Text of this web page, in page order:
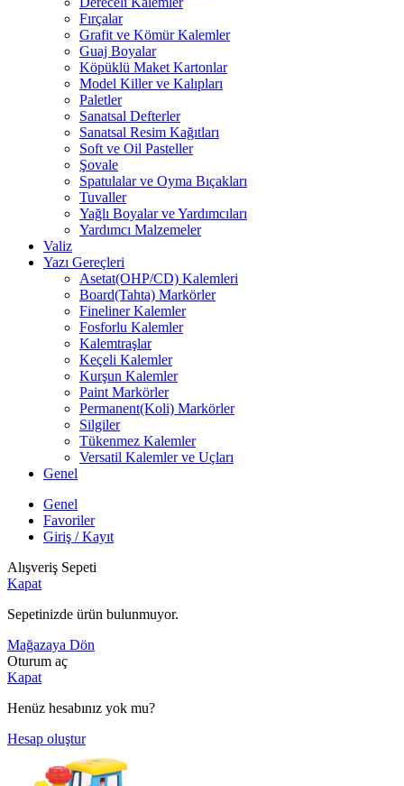
Fırçalar
Grafit ve Kömür Kalemler
Guaj Boyalar
Köpüklü Maket Kartonlar
Model Killer ve Kalıpları
Paletler
Sanatsal Defterler
Sanatsal Resim Kağıtları
Soft ve Oil Pasteller
Şovale
Spatulalar ve Oyma Bıçakları
Tuvaller
Yağlı Boyalar ve Yardımcıları
Yardımcı Malzemeler
Valiz
Yazı Gereçleri
Asetat(OHP/CD) Kalemleri
Board(Tahta) Markörler
Fineliner Kalemler
Fosforlu Kalemler
Kalemtraşlar
Keçeli Kalemler
Kurşun Kalemler
Paint Markörler
Permanent(Koli) Markörler
Silgiler
Tükenmez Kalemler
Versatil Kalemler ve Uçları
Genel
Genel
Favoriler
Giriş / Kayıt
Alışveriş Sepeti
Kapat
Sepetinizde ürün bulunmuyor.
Mağazaya Dön
Oturum aç
Kapat
Henüz hesabınız yok mu?
Hesap oluştur